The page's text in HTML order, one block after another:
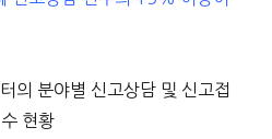
의 분야별 신고상담 및 신고접
수 현황